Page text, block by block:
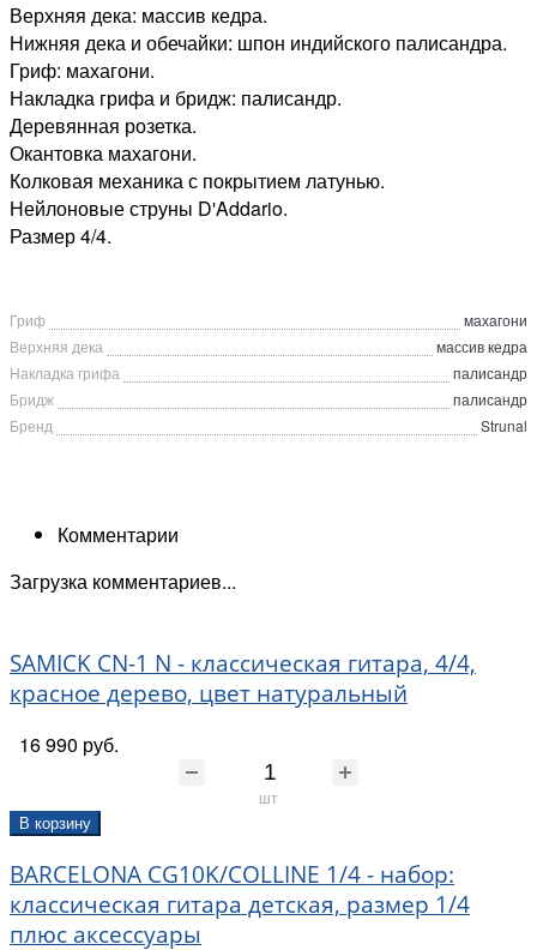
Верхняя дека: массив кедра.
Нижняя дека и обечайки: шпон индийского палисандра.
Гриф: махагони.
Накладка грифа и бридж: палисандр.
Деревянная розетка.
Окантовка махагони.
Колковая механика с покрытием латунью.
Нейлоновые струны D'Addario.
Размер 4/4.
Гриф
махагони
Верхняя дека
массив кедра
Накладка грифа
палисандр
Бридж
палисандр
Бренд
Strunal
Комментарии
Загрузка комментариев...
SAMICK CN-1 N - классическая гитара, 4/4,
красное дерево, цвет натуральный
16 990 руб.
шт
В корзину
BARCELONA CG10K/COLLINE 1/4 - набор:
классическая гитара детская, размер 1/4
плюс аксессуары